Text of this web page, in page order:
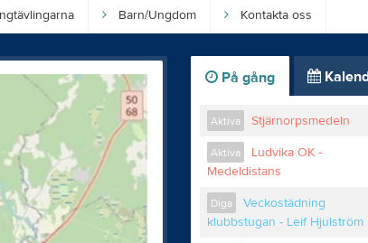
Barn/Ungdom Kontakta oss
På gång
Aktiva Stjärnorpsmedeln
Aktiva
Ludvika OK -
Medeldistans
Diga
Veckostädning
klubbstugan - Leif Hjulström